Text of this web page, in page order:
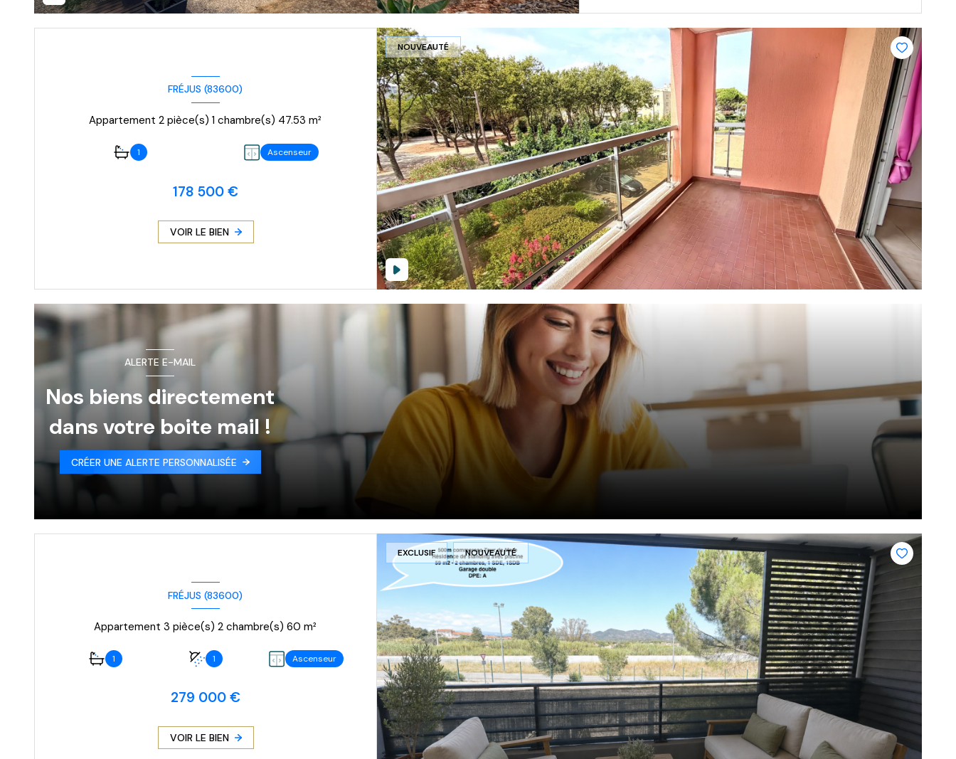
NOUVEAUTÉ
FRÉJUS (83600)
Appartement 2 pièce(s) 1 chambre(s) 47.53 m²
1 Ascenseur
178 500 €
VOIR LE BIEN
ALERTE E-MAIL
Nos biens directement
dans votre boite mail !
CRÉER UNE ALERTE PERSONNALISÉE
EXCLUSIF NOUVEAUTÉ
FRÉJUS (83600)
Appartement 3 pièce(s) 2 chambre(s) 60 m²
1 1 Ascenseur
279 000 €
VOIR LE BIEN